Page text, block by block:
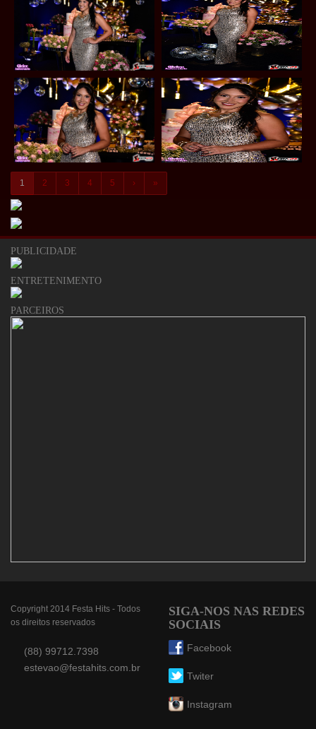
1 2 3 4 5 › »
PUBLICIDADE
ENTRETENIMENTO
PARCEIROS
Copyright 2014 Festa Hits - Todos
os direitos reservados
(88) 99712.7398
estevao@festahits.com.br
SIGA-NOS NAS REDES
SOCIAIS
Facebook
Twiter
Instagram